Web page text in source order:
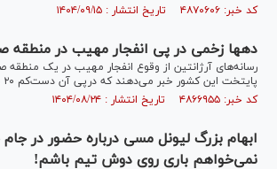
کد خبر: ۴۸۷۰۶۰۶ تاریخ انتشار : ۱۴۰۴/۰۹/۱۵
ده‎ها زخمی در پی انفجار مهیب در منطقه صنعتی آرژانتین
رسانه‌های آرژانتین از وقوع انفجار مهیب در یک منطقه
پایتخت این کشور خبر می‌دهند که درپی آن دست‌کم ۲۰ نفر زخمی شده‌اند.
کد خبر: ۴۸۶۶۹۵۵ تاریخ انتشار : ۱۴۰۴/۰۸/۲۴
نمی‌خواهم باری روی دوش تیم باشم!